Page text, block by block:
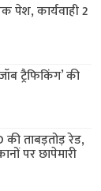
पेश, कार्यवाही 2
ट्रैफिकिंग’ की
ताबड़तोड़ रेड,
पर छापेमारी